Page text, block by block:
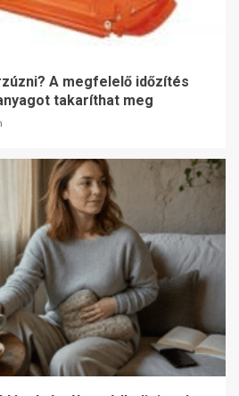
A megfelelő időzítés
takaríthat meg